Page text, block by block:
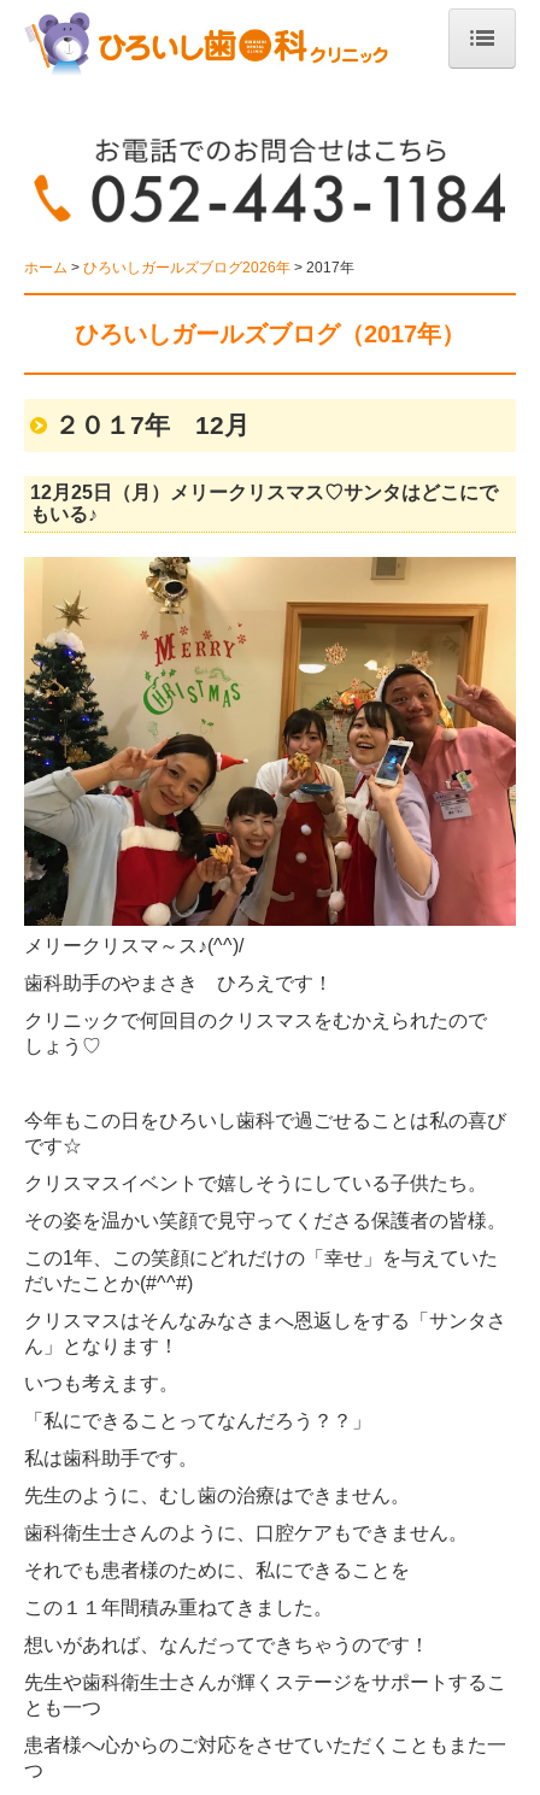
医院紹介
診療案内
一般歯科
在宅医療・歯科訪問診療
矯正歯科
インプラント
審美歯科 アンチエイジング
歯髄細胞バンク
スタッフ紹介
ひろいしガールズブログ2026年
2025年
2024年
2023年
2021年
2020年
2018年
2017年
2016年
2015年
2014年
2012年
2010年
自費治療価格表
採用情報
ホーム ひろいしガールズブログ2026年 2017年
ひろいしガールズブログ（2017年）
２０１7年 12月
12月25日（月）メリークリスマス♡サンタはどこにで
もいる♪
メリークリスマ～ス♪(^^)/
歯科助手のやまさき ひろえです！
クリニックで何回目のクリスマスをむかえられたので
しょう♡
今年もこの日をひろいし歯科で過ごせることは私の喜び
です☆
クリスマスイベントで嬉しそうにしている子供たち。
その姿を温かい笑顔で見守ってくださる保護者の皆様。
この1年、この笑顔にどれだけの「幸せ」を与えていた
だいたことか(#^^#)
クリスマスはそんなみなさまへ恩返しをする「サンタさ
ん」となります！
いつも考えます。
「私にできることってなんだろう？？」
私は歯科助手です。
先生のように、むし歯の治療はできません。
歯科衛生士さんのように、口腔ケアもできません。
それでも患者様のために、私にできることを
この１１年間積み重ねてきました。
想いがあれば、なんだってできちゃうのです！
先生や歯科衛生士さんが輝くステージをサポートするこ
とも一つ
患者様へ心からのご対応をさせていただくこともまた一
つ